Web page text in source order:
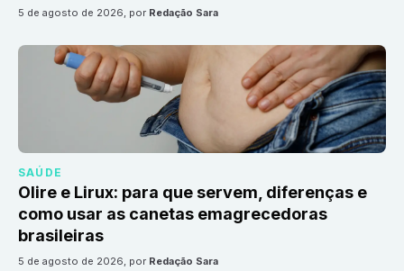
5 de agosto de 2026, por Redação Sara
SAÚDE
Olire e Lirux: para que servem, diferenças e
como usar as canetas emagrecedoras
brasileiras
5 de agosto de 2026, por Redação Sara